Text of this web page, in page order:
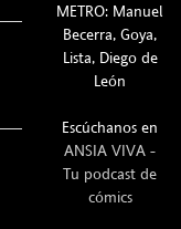
METRO: Manuel
Becerra, Goya,
Lista, Diego de
León
Escúchanos en
ANSIA VIVA -
Tu podcast de
cómics